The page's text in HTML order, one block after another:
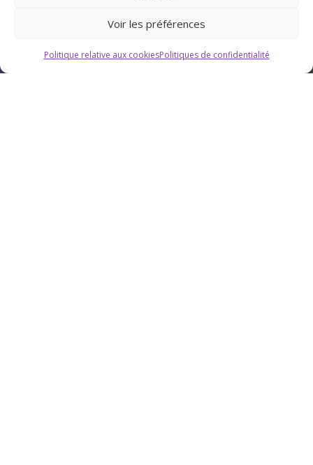
Voir les préférences
Politique relative aux cookiesPolitiques de confidentialité
Le samedi : 9h-12h